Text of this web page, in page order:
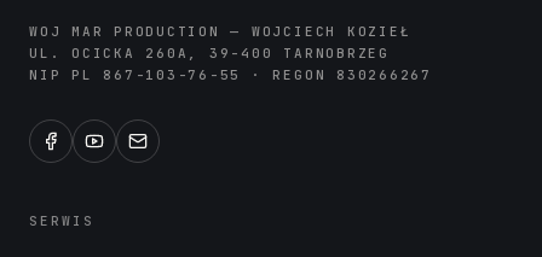
WOJ MAR PRODUCTION — WOJCIECH KOZIEŁ
UL. OCICKA 260A, 39-400 TARNOBRZEG
NIP PL 867-103-76-55 · REGON 830266267
SERWIS